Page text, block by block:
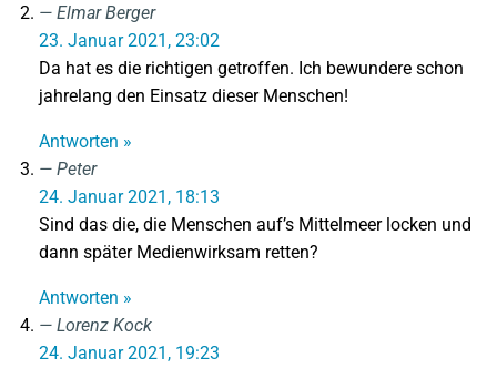
Elmar Berger
23. Januar 2021, 23:02
Da hat es die richtigen getroffen. Ich bewundere schon
jahrelang den Einsatz dieser Menschen!
Antworten »
Peter
24. Januar 2021, 18:13
Sind das die, die Menschen auf’s Mittelmeer locken und
dann später Medienwirksam retten?
Antworten »
Lorenz Kock
24. Januar 2021, 19:23